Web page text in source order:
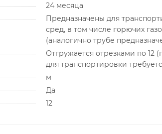
24 месяца
Предназначены для
сред, в том числе горючих
(аналогично трубе
Отгружается отрезками по 12
для транспортировки
м
Да
12